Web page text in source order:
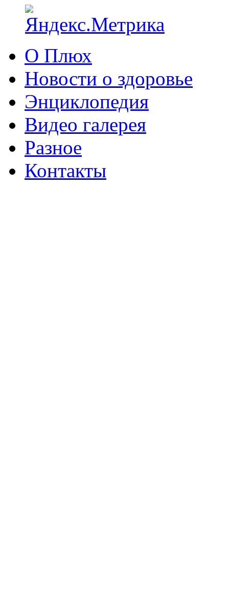
О Плюх
Новости о здоровье
Энциклопедия
Видео галерея
Разное
Контакты